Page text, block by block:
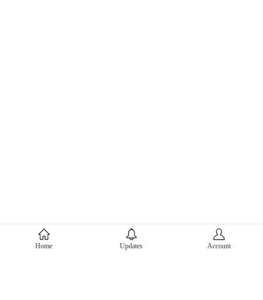
About Mercari
Corporate Site
Home Updates Account